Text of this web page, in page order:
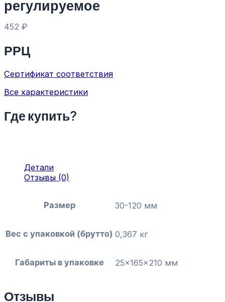
регулируемое
452 ₽
РРЦ
Сертификат соответствия
Все характеристики
Где купить?
Детали
Отзывы (0)
Размер 30-120 мм
Вес с упаковкой (брутто) 0,367 кг
Габариты в упаковке 25x165x210 мм
Отзывы